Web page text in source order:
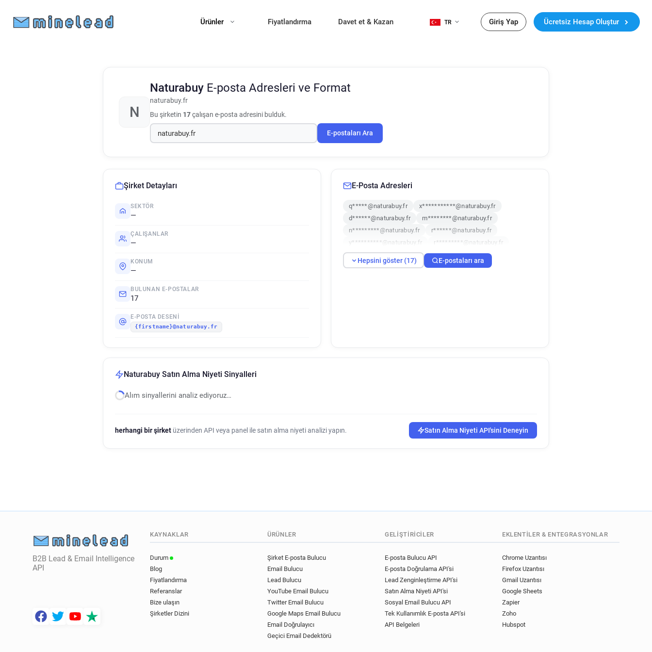
Ürünler Fiyatlandırma Davet et & Kazan TR Giriş Yap Ücretsiz Hesap Oluştur
N
Naturabuy E-posta Adresleri ve Format
naturabuy.fr
Bu şirketin 17çalışan e-posta adresini bulduk.
E-postaları Ara
Şirket Detayları
SEKTÖR
—
ÇALIŞANLAR
—
KONUM
—
BULUNAN E-POSTALAR
17
E-POSTA DESENI
{firstname}@naturabuy.fr
E-Posta Adresleri
q*****@naturabuy.fr
x***********@naturabuy.fr
d******@naturabuy.fr
m********@naturabuy.fr
n*********@naturabuy.fr
r******@naturabuy.fr
y**********@naturabuy.fr
r*********@naturabuy.fr
w***********@naturabuy.fr
j*******@naturabuy.fr
a***********@naturabuy.fr
g******@naturabuy.fr
Hepsini göster (17) E-postaları ara
Naturabuy Satın Alma Niyeti Sinyalleri
Alım sinyallerini analiz ediyoruz…
herhangi bir şirket üzerinden API veya panel ile satın alma niyeti analizi yapın. Satın Alma Niyeti API'sini Deneyin
B2B Lead & Email Intelligence
API
KAYNAKLAR
Durum
Blog
Fiyatlandırma
Referanslar
Bize ulaşın
Şirketler Dizini
ÜRÜNLER
Şirket E-posta Bulucu
Email Bulucu
Lead Bulucu
YouTube Email Bulucu
Twitter Email Bulucu
Google Maps Email Bulucu
Email Doğrulayıcı
Geçici Email Dedektörü
GELIŞTIRICILER
E-posta Bulucu API
E-posta Doğrulama API'si
Lead Zenginleştirme API'si
Satın Alma Niyeti API'si
Sosyal Email Bulucu API
Tek Kullanımlık E-posta API'si
API Belgeleri
EKLENTILER & ENTEGRASYONLAR
Chrome Uzantısı
Firefox Uzantısı
Gmail Uzantısı
Google Sheets
Zapier
Zoho
Hubspot